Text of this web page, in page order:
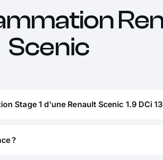
Scenic
Stage 1 d'une Renault Scenic 1.9 DCi
?